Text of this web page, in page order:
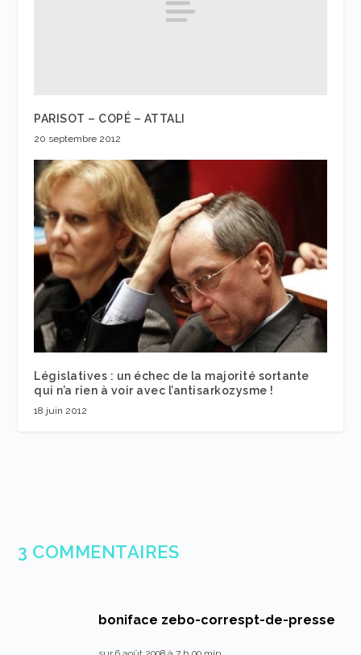
PARISOT – COPÉ – ATTALI
20 septembre 2012
Législatives : un échec de la majorité sortante
qui n’a rien à voir avec l’antisarkozysme !
18 juin 2012
3 COMMENTAIRES
boniface zebo-correspt-de-presse